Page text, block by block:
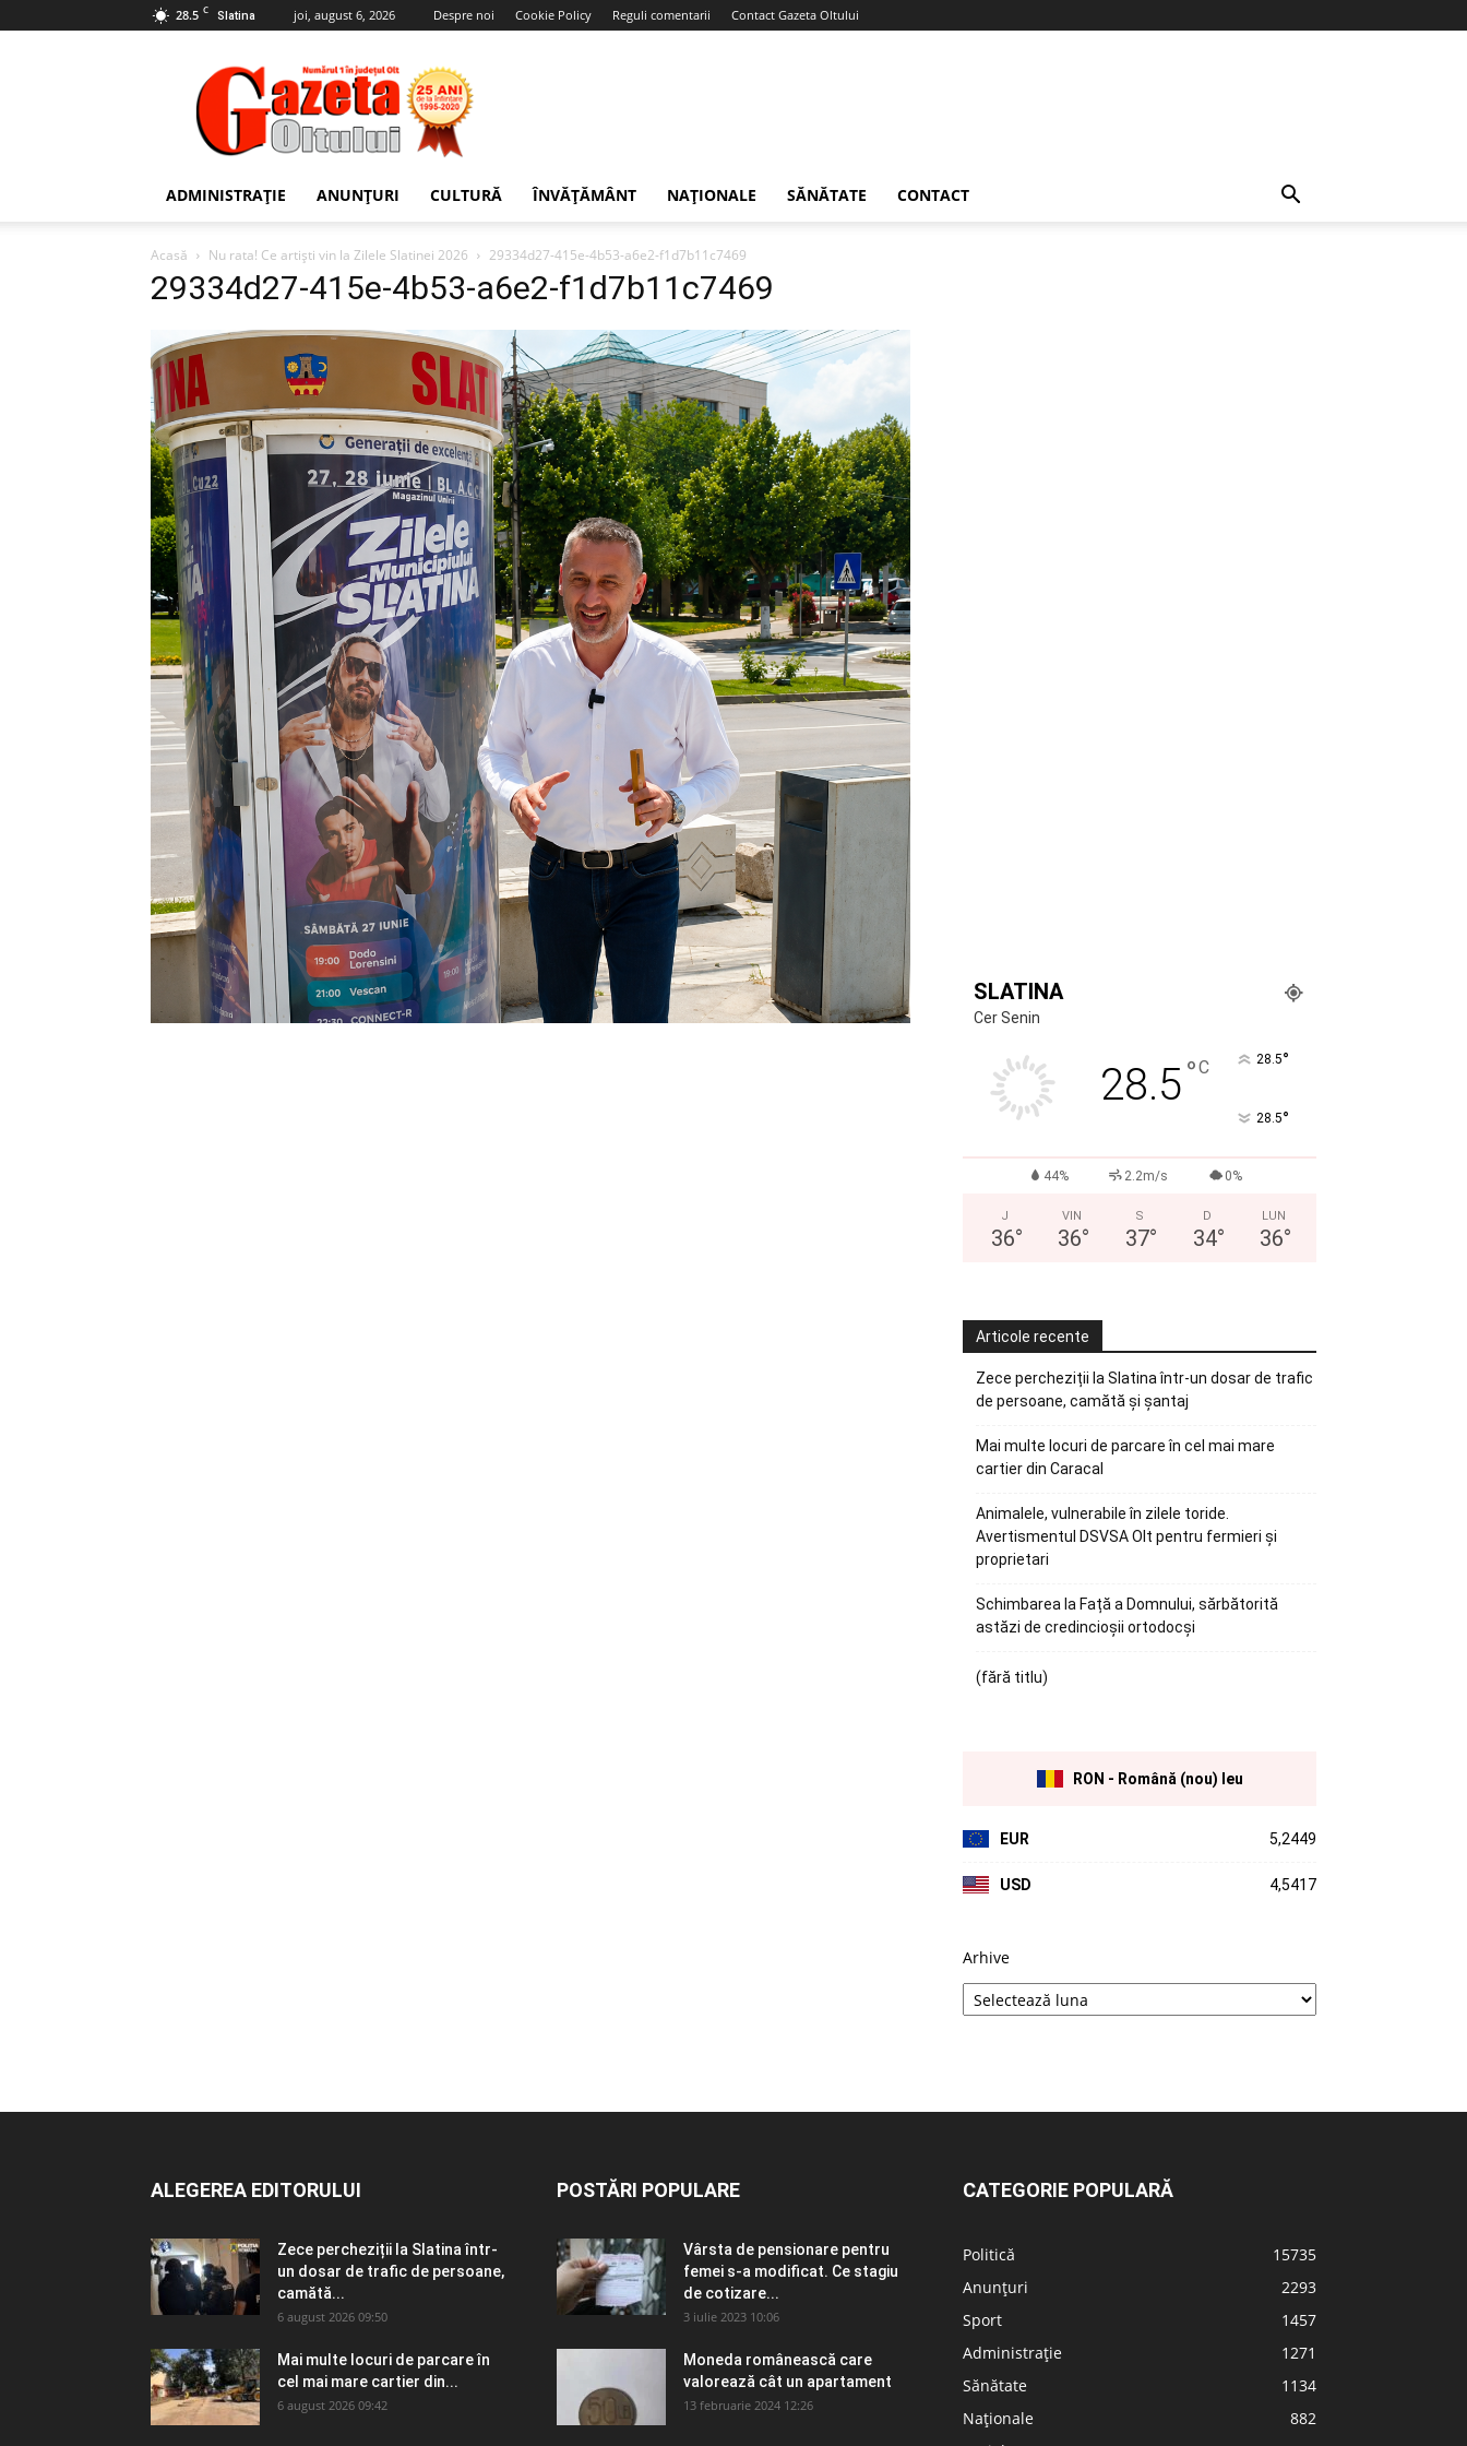
28.5 C Slatina joi, august 6, 2026 Despre noi Cookie Policy Reguli comentarii Contact Gazeta Oltului
Gazeta
Oltului
ADMINISTRAȚIE ANUNȚURI CULTURĂ ÎNVĂȚĂMÂNT NAȚIONALE SĂNĂTATE CONTACT
Acasă Nu rata! Ce artiști vin la Zilele Slatinei 2026 29334d27-415e-4b53-a6e2-f1d7b11c7469
29334d27-415e-4b53-a6e2-f1d7b11c7469
SLATINA
Cer Senin
28.5°C 28.5°
28.5°
44% 2.2m/s 0%
J
36°
VIN
36°
S
37°
D
34°
LUN
36°
Articole recente
Zece percheziții la Slatina într-un dosar de trafic
de persoane, camătă și șantaj
Mai multe locuri de parcare în cel mai mare
cartier din Caracal
Animalele, vulnerabile în zilele toride.
Avertismentul DSVSA Olt pentru fermieri și
proprietari
Schimbarea la Față a Domnului, sărbătorită
astăzi de credincioșii ortodocși
(fără titlu)
RON - Română (nou) leu
EUR 5,2449
USD 4,5417
Arhive
ALEGEREA EDITORULUI
Zece percheziții la Slatina într-
un dosar de trafic de persoane,
camătă...
6 august 2026 09:50
Mai multe locuri de parcare în
cel mai mare cartier din...
6 august 2026 09:42
POSTĂRI POPULARE
Vârsta de pensionare pentru
femei s-a modificat. Ce stagiu
de cotizare...
3 iulie 2023 10:06
Moneda românească care
valorează cât un apartament
13 februarie 2024 12:26
CATEGORIE POPULARĂ
Politică
15735
Anunțuri
2293
Sport
1457
Administrație
1271
Sănătate
1134
Naționale
882